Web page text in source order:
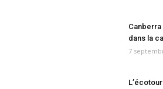
dans la
7